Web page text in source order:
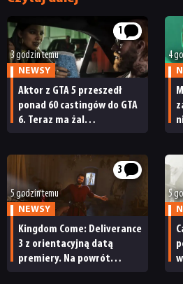
RECENZJE
RETRO
1
3 godzin temu
NEWSY
Aktor z GTA 5 przeszedł
ponad 60 castingów do GTA
6. Teraz ma żal
4
3
5 godzin temu
NEWSY
Kingdom Come: Deliverance
3 z orientacyjną datą
premiery. Na powrót
5